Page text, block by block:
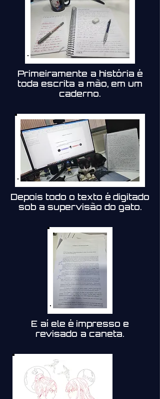
Primeiramente a história é
toda escrita a mão, em um
caderno.
Depois todo o texto é digitado
sob a supervisão do gato.
E aí ele é impresso e
revisado a caneta.